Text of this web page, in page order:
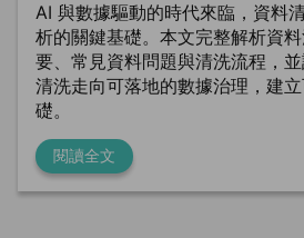
AI 與數據驅動的時代來臨，資料
析的關鍵基礎。本文完整解析資
要、常見資料問題與清洗流程，
清洗走向可落地的數據治理，建
礎。
閱讀全文